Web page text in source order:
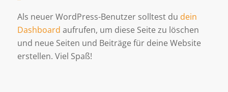
Als neuer WordPress-Benutzer solltest du dein
Dashboard aufrufen, um diese Seite zu löschen
und neue Seiten und Beiträge für deine Website
erstellen. Viel Spaß!